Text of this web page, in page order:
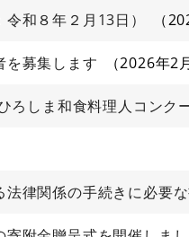
和８年２月13日）
を募集します 2026年2
ろしま和食料理人コンク
律関係の手続きに必要